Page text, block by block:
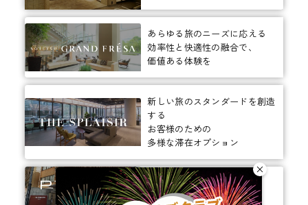
あらゆる旅のニーズに応える
効率性と快適性の融合で、
価値ある体験を
新しい旅のスタンダードを創造
する
お客様のための
多様な滞在オプション
ありそうでなかった、
ちょっと新しいカタチ。